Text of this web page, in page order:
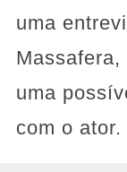
uma
uma
com o ator.